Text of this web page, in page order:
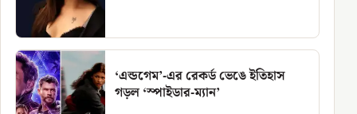
‘এন্ডগেম’-এর রেকর্ড ভেঙে ইতিহাস
গড়ল ‘স্পাইডার-ম্যান’